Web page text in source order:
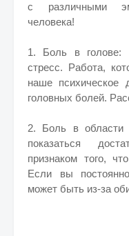
с различными
человека!
1. Боль в голове:
стресс. Работа,
наше психическое
головных болей.
2. Боль в
показаться
признаком того,
Если вы
может быть из-за